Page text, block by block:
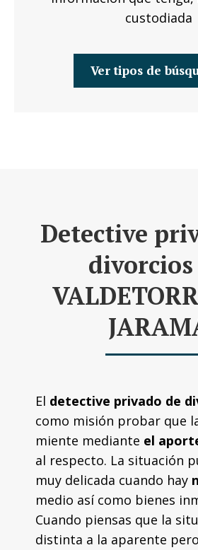
custodiada
Ver tipos de
Detective
El detective privado de
como misión probar que
miente mediante el
al respecto. La situación
muy delicada cuando hay
medio así como bienes
Cuando piensas que la
distinta a la aparente